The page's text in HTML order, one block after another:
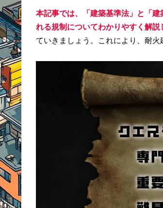
本記事では、「建築基準法」と「
れる規制についてわかりやすく解説
ていきましょう。これにより、耐火